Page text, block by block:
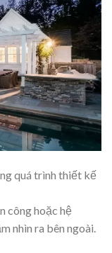
quá trình thiết kế
công hoặc hệ
nhìn ra bên ngoài.